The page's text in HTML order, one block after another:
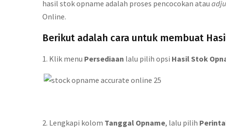
hasil stok opname adalah proses pencocokan atau
Online.
Berikut adalah cara untuk membuat
1. Klik menu Persediaan lalu pilih opsi Hasil Stok
2. Lengkapi kolom Tanggal Opname, lalu pilih